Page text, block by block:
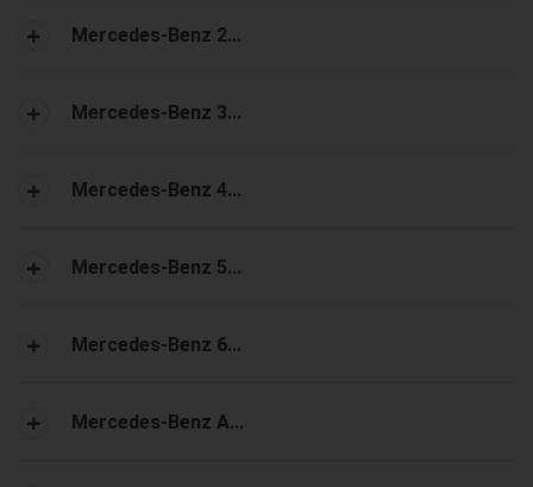
Mercedes-Benz 2...
Mercedes-Benz 3...
Mercedes-Benz 4...
Mercedes-Benz 5...
Mercedes-Benz 6...
Mercedes-Benz A...